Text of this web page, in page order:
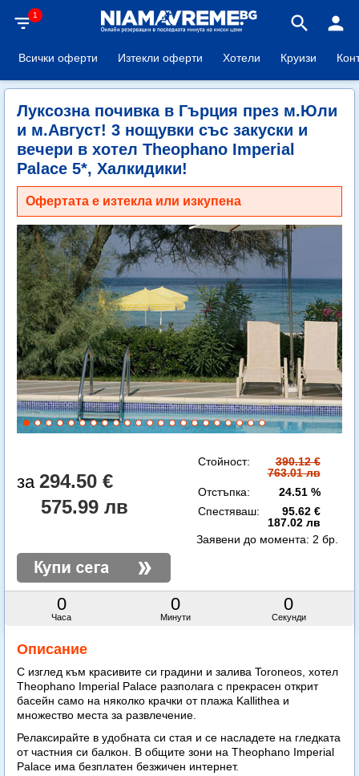
filter_list1 search person
Всички оферти Изтекли оферти Хотели Круизи
Луксозна почивка в Гърция през м.Юли
и м.Август! 3 нощувки със закуски и
вечери в хотел Theophano Imperial
Palace 5*, Халкидики!
Офертата е изтекла или изкупена
294.50 €
575.99 лв
Стойност:
390.12 €
763.01 лв
Отстъпка:
24.51 %
Спестяваш:
95.62 €
187.02 лв
0
Часа
0
Минути
0
Секунди
Заявени до момента: 2 бр.
Описание
С изглед към красивите си градини и залива Toroneos, хотел
Theophano Imperial Palace разполага с прекрасен открит
басейн само на няколко крачки от плажа Kallithea и
множество места за развлечение.
Релаксирайте в удобната си стая и се насладете на гледката
от частния си балкон. В общите зони на Theophano Imperial
Palace има безплатен безжичен интернет.